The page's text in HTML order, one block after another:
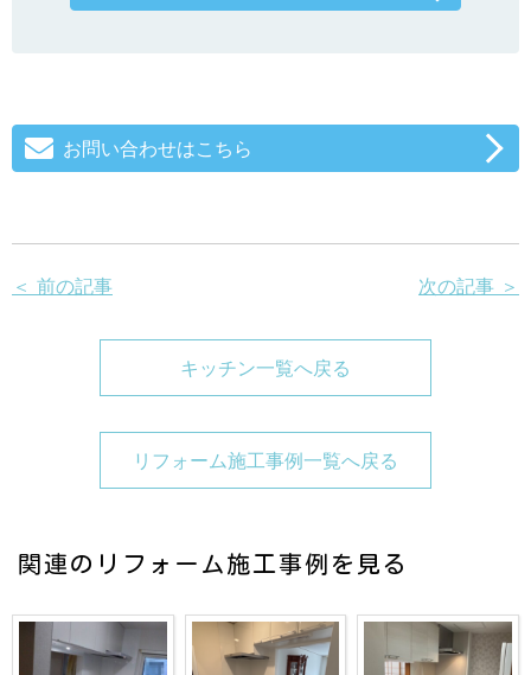
お問い合わせはこちら
＜ 前の記事 次の記事 ＞
キッチン一覧へ戻る
リフォーム施工事例一覧へ戻る
関連のリフォーム施工事例を見る